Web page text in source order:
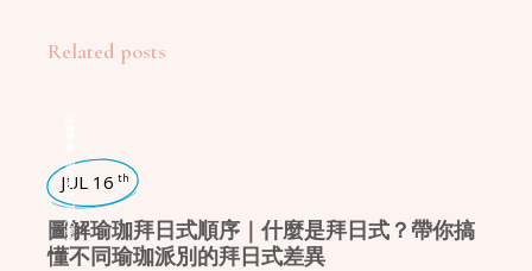
Related posts
瑜珈入門
瑜珈學堂
JUL 16 th
圖解瑜珈拜日式順序｜什麼是拜日式？帶你搞
懂不同瑜珈派別的拜日式差異